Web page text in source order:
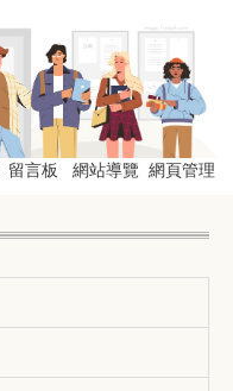
留言板 網站導覽 網頁管理